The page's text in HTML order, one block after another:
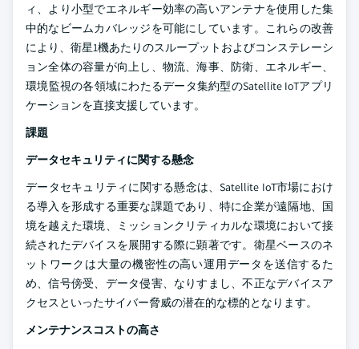
ィ、より小型でエネルギー効率の高いアンテナを使用した集
中的なビームカバレッジを可能にしています。これらの改善
により、衛星1機あたりのスループットおよびコンステレーシ
ョン全体の容量が向上し、物流、海事、防衛、エネルギー、
環境監視の各領域にわたるデータ集約型のSatellite IoTアプリ
ケーションを直接支援しています。
課題
データセキュリティに関する懸念
データセキュリティに関する懸念は、Satellite IoT市場におけ
る導入を形成する重要な課題であり、特に企業が遠隔地、国
境を越えた環境、ミッションクリティカルな環境において接
続されたデバイスを展開する際に顕著です。衛星ベースのネ
ットワークは大量の機密性の高い運用データを送信するた
め、信号傍受、データ侵害、なりすまし、不正なデバイスア
クセスといったサイバー脅威の潜在的な標的となります。
メンテナンスコストの高さ